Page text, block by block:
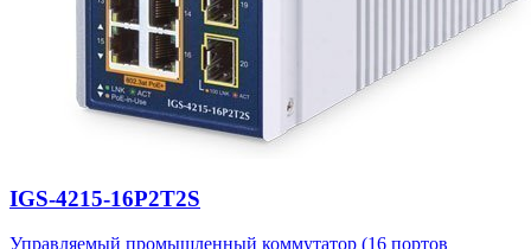
IGS-4215-16P2T2S
Управляемый промышленный коммутатор (16 портов